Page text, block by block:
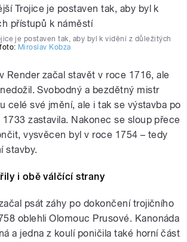
je postaven tak, aby byl k vidění z důležitých
foto: Miroslav Kobza
Render začal stavět v roce 1716, ale
Svobodný a bezdětný mistr
celé své jmění, ale i tak se výstavba po
zastavila. Nakonec se sloup přece
vysvěcen byl v roce 1754 – tedy
stavby.
i obě válčící strany
psát záhy po dokončení trojičního
oblehli Olomouc Prusové. Kanonáda
a jedna z koulí poničila také horní část